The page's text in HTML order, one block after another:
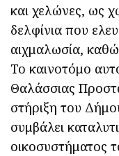
και χελώνες, ως
δελφίνια που
αιχμαλωσία,
Το καινοτόμο
Θαλάσσιας
στήριξη του
συμβάλει
οικοσυστήματος